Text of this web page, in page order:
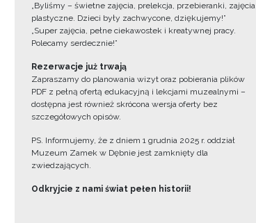
„Byliśmy – świetne zajęcia, prelekcja, przebieranki, zajęcia
plastyczne. Dzieci były zachwycone, dziękujemy!”
„Super zajęcia, pełne ciekawostek i kreatywnej pracy.
Polecamy serdecznie!”
Rezerwacje już trwają
Zapraszamy do planowania wizyt oraz pobierania plików
PDF z pełną ofertą edukacyjną i lekcjami muzealnymi –
dostępna jest również skrócona wersja oferty bez
szczegółowych opisów.
PS. Informujemy, że z dniem 1 grudnia 2025 r. oddział
Muzeum Zamek w Dębnie jest zamknięty dla
zwiedzających.
Odkryjcie z nami świat pełen historii!